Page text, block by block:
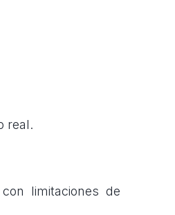
real.
limitaciones de